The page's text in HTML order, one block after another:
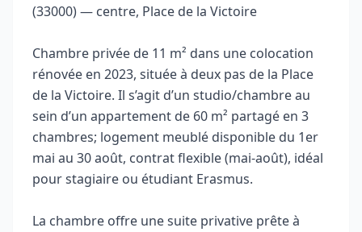
(33000) — centre, Place de la Victoire
Chambre privée de 11 m² dans une colocation
rénovée en 2023, située à deux pas de la Place
de la Victoire. Il s’agit d’un studio/chambre au
sein d’un appartement de 60 m² partagé en 3
chambres; logement meublé disponible du 1er
mai au 30 août, contrat flexible (mai-août), idéal
pour stagiaire ou étudiant Erasmus.
La chambre offre une suite privative prête à